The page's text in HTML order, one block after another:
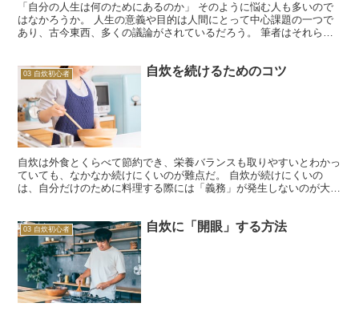
「自分の人生は何のためにあるのか」 そのように悩む人も多いので
はなかろうか。 人生の意義や目的は人間にとって中心課題の一つで
あり、古今東西、多くの議論がされているだろう。 筆者はそれらの
03 自炊初心者 自炊を続けるためのコツ
自炊は外食とくらべて節約でき、栄養バランスも取りやすいとわかっ
ていても、なかなか続けにくいのが難点だ。 自炊が続けにくいの
は、自分だけのために料理する際には「義務」が発生しないのが大き
03 自炊初心者 自炊に「開眼」する方法